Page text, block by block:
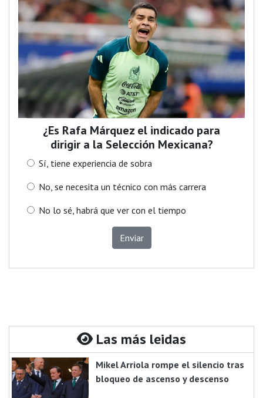
¿Es Rafa Márquez el indicado para
dirigir a la Selección Mexicana?
Sí, tiene experiencia de sobra
No, se necesita un técnico con más carrera
No lo sé, habrá que ver con el tiempo
Enviar
Las más leidas
Mikel Arriola rompe el silencio tras
bloqueo de ascenso y descenso